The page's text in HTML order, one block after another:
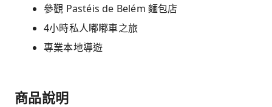
參觀 Pastéis de Belém 麵包店
4小時私人嘟嘟車之旅
專業本地導遊
商品說明